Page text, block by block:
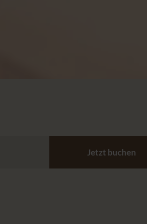
Jetzt buchen